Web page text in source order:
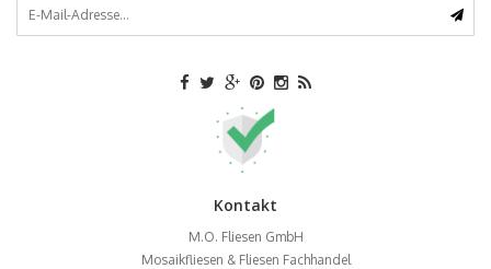
Kontakt
M.O. Fliesen GmbH
Mosaikfliesen & Fliesen Fachhandel